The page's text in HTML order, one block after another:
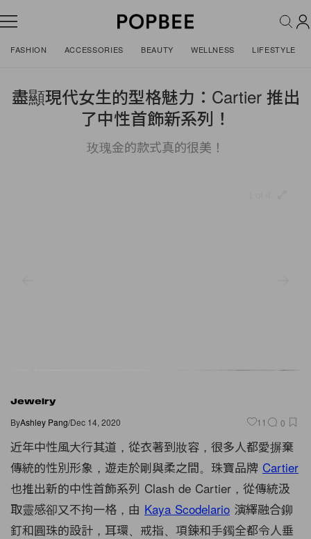
FASHION ACCESSORIES BEAUTY WELLNESS LIFESTYLE
盡顯現代女生的型格魅力：Cartier 推出
了中性首飾新系列！
玫瑰金的款式真的很美！
Jewelry
ByAshley Pang/Dec 14, 2020 11 0
近年中性風大行其道，從衣著到妝容，很多人都愛摒棄
傳統的性別形象，遊走於剛與柔之間。珠寶品牌 Cartier
也推出新的中性首飾系列 Clash de Cartier，從傳統汲
取靈感卻又不拘一格，由 Kaya Scodelario 演繹融合鉚
釘和圓珠的設計，耳環、戒指、項鍊和手鐲全都令人垂